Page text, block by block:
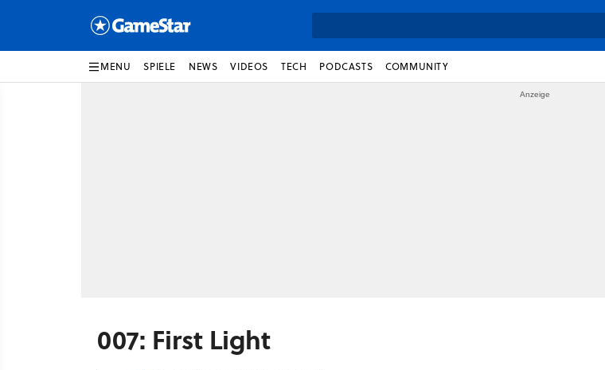
MENU SPIELE NEWS VIDEOS TECH PODCASTS COMMUNITY
007: First Light